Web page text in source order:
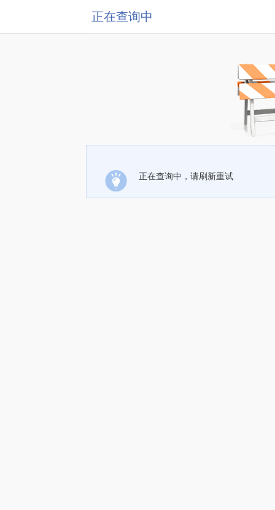
正在查询中
正在查询中，请刷新重试